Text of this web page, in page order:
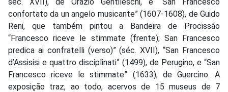
confortato da un angelo musicante” (1607-1608), de Guido
Reni, que também pintou a Bandeira de Procissão
“Francesco riceve le stimmate (frente); San Francesco
predica ai confratelli (verso)” (séc. XVII), “San Francesco
d’Assisisi e quattro disciplinati” (1499), de Perugino, e “San
Francesco riceve le stimmate” (1633), de Guercino. A
exposição traz, ao todo, acervos de 15 museus de 7